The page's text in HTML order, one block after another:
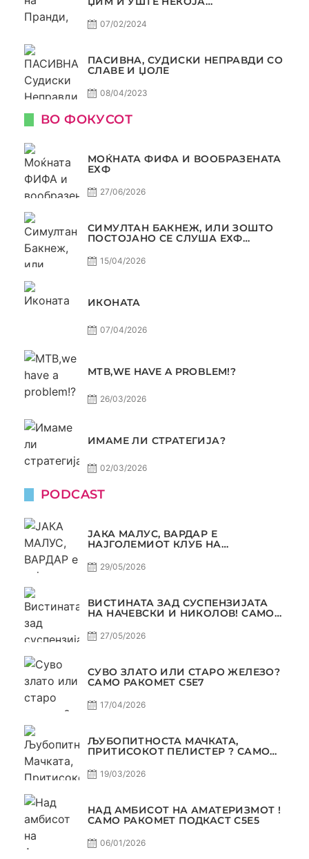
САМО РАКОМЕТ
07/02/2024
ПАСИВНА, СУДИСКИ НЕПРАВДИ СО
СЛАВЕ И ЏОЛЕ
08/04/2023
ВО ФОКУСОТ
МОЌНАТА ФИФА И ВООБРАЗЕНАТА
ЕХФ
27/06/2026
СИМУЛТАН БАКНЕЖ, ИЛИ ЗОШТО
ПОСТОЈАНО СЕ СЛУША ЕХФ
15/04/2026
ИКОНАТА
07/04/2026
МТВ,WE HAVE A PROBLEM!?
26/03/2026
ИМАМЕ ЛИ СТРАТЕГИЈА?
02/03/2026
PODCAST
ЈАКА МАЛУС, ВАРДАР Е
НАЈГОЛЕМИОТ КЛУБ НА
29/05/2026
ВИСТИНАТА ЗАД СУСПЕНЗИЈАТА
НА НАЧЕВСКИ И НИКОЛОВ! САМО
27/05/2026
СУВО ЗЛАТО ИЛИ СТАРО ЖЕЛЕЗО?
САМО РАКОМЕТ С5Е7
17/04/2026
ЉУБОПИТНОСТА МАЧКАТА,
ПРИТИСОКОТ ПЕЛИСТЕР ? САМО
19/03/2026
НАД АМБИСОТ НА АМАТЕРИЗМОТ !
САМО РАКОМЕТ ПОДКАСТ С5E5
06/01/2026